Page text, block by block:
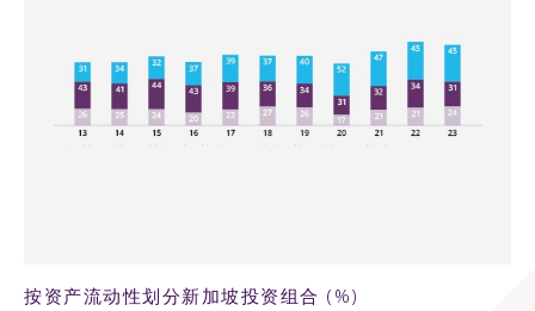
40KB PNG
按资产流动性划分新加坡投资组合 (%)